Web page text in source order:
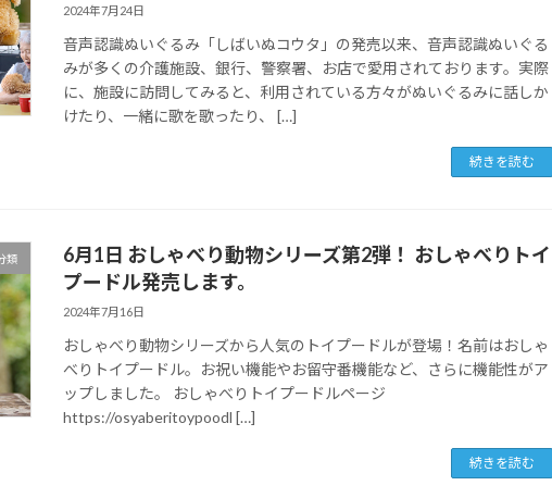
2024年7月24日
音声認識ぬいぐるみ「しばいぬコウタ」の発売以来、音声認識ぬいぐる
みが多くの介護施設、銀行、警察署、お店で愛用されております。実際
に、施設に訪問してみると、利用されている方々がぬいぐるみに話しか
けたり、一緒に歌を歌ったり、 […]
続きを読む
類
6月1日 おしゃべり動物シリーズ第2弾！ おしゃべりトイ
プードル発売します。
2024年7月16日
おしゃべり動物シリーズから人気のトイプードルが登場！名前はおしゃ
べりトイプードル。お祝い機能やお留守番機能など、さらに機能性がア
ップしました。 おしゃべりトイプードルページ
https://osyaberitoypoodl […]
続きを読む